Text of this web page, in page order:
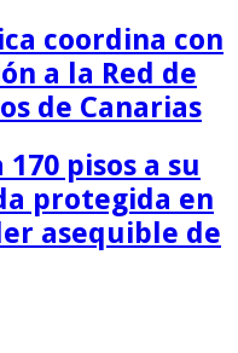
coordina con
a la Red de
de Canarias
pisos a su
protegida en
asequible de